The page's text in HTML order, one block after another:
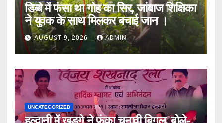
डिब्बे में फंसा था गोह का सिर, जांबाज शिक्षिका
ने युवक के साथ मिलकर बचाई जान ।
AUGUST 9, 2026 ADMIN
UNCATEGORIZED